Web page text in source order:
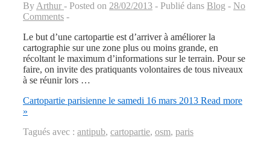
By Arthur Posted on 28/02/2013 Publié dans Blog
No
Comments
Le but d’une cartopartie est d’arriver à améliorer la
cartographie sur une zone plus ou moins grande, en
récoltant le maximum d’informations sur le terrain. Pour se
faire, on invite des pratiquants volontaires de tous niveaux
à se réunir lors …
Cartopartie parisienne le samedi 16 mars 2013 Read more
»
Tagués avec : antipub, cartopartie, osm, paris